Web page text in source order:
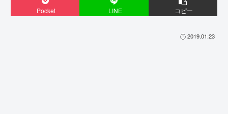
Pocket LINE コピー
2019.01.23